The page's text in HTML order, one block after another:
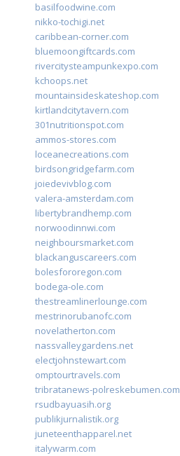
basilfoodwine.com
nikko-tochigi.net
caribbean-corner.com
bluemoongiftcards.com
rivercitysteampunkexpo.com
kchoops.net
mountainsideskateshop.com
kirtlandcitytavern.com
301nutritionspot.com
ammos-stores.com
loceanecreations.com
birdsongridgefarm.com
joiedevivblog.com
valera-amsterdam.com
libertybrandhemp.com
norwoodinnwi.com
neighboursmarket.com
blackanguscareers.com
bolesfororegon.com
bodega-ole.com
thestreamlinerlounge.com
mestrinorubanofc.com
novelatherton.com
nassvalleygardens.net
electjohnstewart.com
omptourtravels.com
tribratanews-polreskebumen.com
rsudbayuasih.org
publikjurnalistik.org
juneteenthapparel.net
italywarm.com